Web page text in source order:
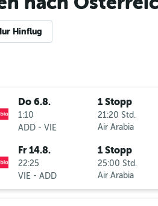
Hinflug
Do 6.8.
1:10
ADD- VIE
1 Stopp
21:20 Std.
Air Arabia
Fr 14.8.
22:25
VIE - ADD
1 Stopp
25:00 Std.
Air Arabia